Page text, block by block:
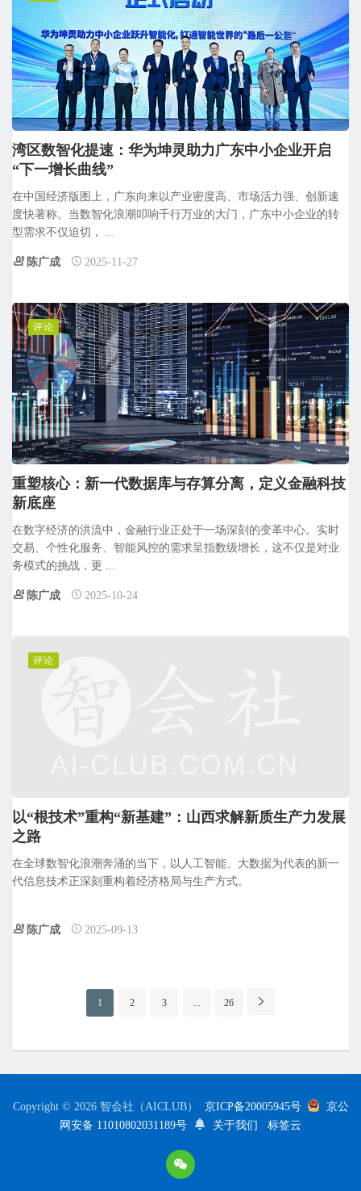
湾区数智化提速：华为坤灵助力广东中小企业开启
“下一增长曲线”
在中国经济版图上，广东向来以产业密度高、市场活力强、创新速
度快著称。当数智化浪潮叩响千行万业的大门，广东中小企业的转
型需求不仅迫切， ...
陈广成 2025-11-27
重塑核心：新一代数据库与存算分离，定义金融科技
新底座
在数字经济的洪流中，金融行业正处于一场深刻的变革中心。实时
交易、个性化服务、智能风控的需求呈指数级增长，这不仅是对业
务模式的挑战，更 ...
陈广成 2025-10-24
评论
以“根技术”重构“新基建”：山西求解新质生产力发展
之路
在全球数智化浪潮奔涌的当下，以人工智能、大数据为代表的新一
代信息技术正深刻重构着经济格局与生产方式。
陈广成 2025-09-13
评论
航
1 2 3 26
Copyright © 2026 智会社（AICLUB） 京ICP备20005945号
京公
网安备 11010802031189号
关于我们 标签云